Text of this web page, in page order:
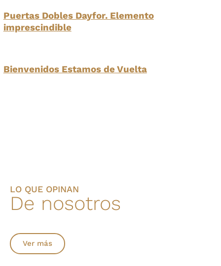
Puertas Dobles Dayfor. Elemento
imprescindible
Bienvenidos Estamos de Vuelta
LO QUE OPINAN
De nosotros
Ver más